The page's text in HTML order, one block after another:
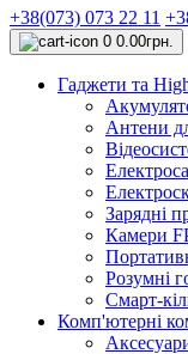
+38(073) 073 22 11
0 0.00грн.
Гаджети та
Антени
Зарядні
Камери
Розумні
Смарт-
Комп'ютерні